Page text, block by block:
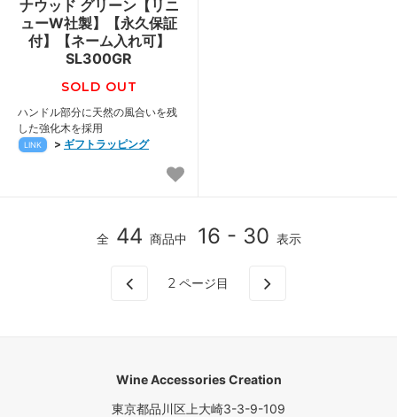
ナウッド グリーン【リニ
ューW社製】【永久保証
付】【ネーム入れ可】
SL300GR
SOLD OUT
ハンドル部分に天然の風合いを残
した強化木を採用
LINK > ギフトラッピング
全 44 商品中 16 - 30 表示
2 ページ目
Wine Accessories Creation
東京都品川区上大崎3-3-9-109